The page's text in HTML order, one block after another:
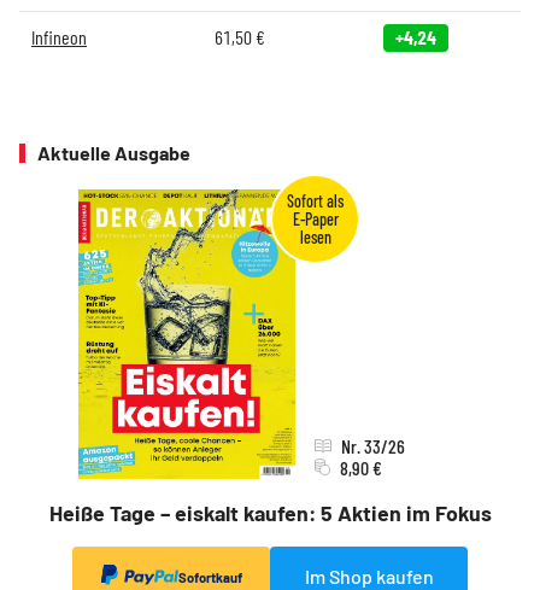
Infineon 61,50€ +4,24
Aktuelle Ausgabe
Heiße Tage – eiskalt kaufen: 5 Aktien im Fokus
Nr. 33/26
8,90 €
Sofortkauf Im Shop kaufen